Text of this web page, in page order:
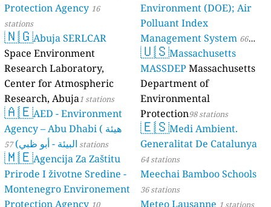
Protection Agency 16
stations
🇳🇬Abuja SERLCAR
Space Environment
Research Laboratory,
Center for Atmospheric
Research, Abuja1 stations
🇦🇪AED - Environment
Agency – Abu Dhabi ( هيئة
البيئة - أبو ظبي) 57 stations
🇲🇪Agencija Za Zaštitu
Prirode I životne Sredine -
Montenegro Environement
Protection Agency 10
Environment (DOE); Air
Polluant Index
Management System 66
stations
🇺🇸Massachusetts
MASSDEP Massachusetts
Department of
Environmental
Protection98 stations
🇪🇸Medi Ambient.
Generalitat De Catalunya
64 stations
Meechai Bamboo Schools
36 stations
Meteo Lausanne 1 stations